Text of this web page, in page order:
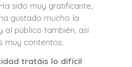
sido muy gratificante,
gustado mucho la
al público también, así
muy contentos.
tratáis lo difícil